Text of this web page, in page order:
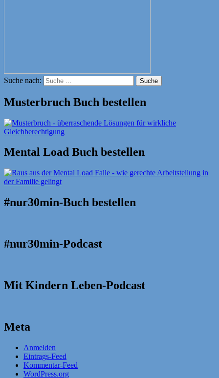
Suche nach: Suche
Musterbruch Buch bestellen
Mental Load Buch bestellen
#nur30min-Buch bestellen
#nur30min-Podcast
Mit Kindern Leben-Podcast
Meta
Anmelden
Eintrags-Feed
Kommentar-Feed
WordPress.org